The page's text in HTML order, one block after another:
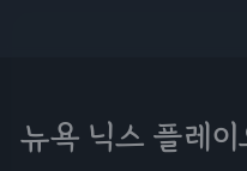
뉴욕 닉스 플레